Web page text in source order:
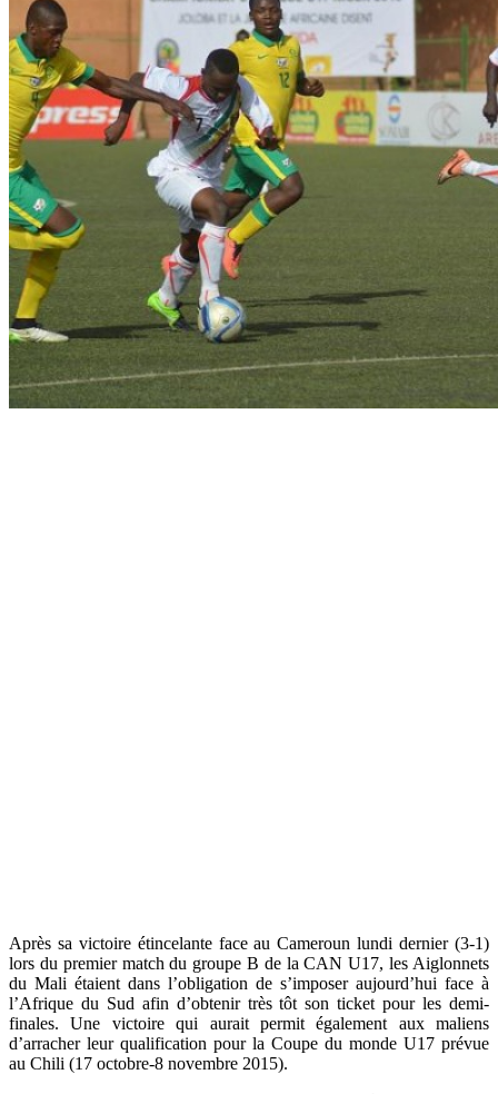
Après sa victoire étincelante face au Cameroun lundi dernier (3-1)
lors du premier match du groupe B de la CAN U17, les Aiglonnets
du Mali étaient dans l’obligation de s’imposer aujourd’hui face à
l’Afrique du Sud afin d’obtenir très tôt son ticket pour les demi-
finales. Une victoire qui aurait permit également aux maliens
d’arracher leur qualification pour la Coupe du monde U17 prévue
au Chili (17 octobre-8 novembre 2015).